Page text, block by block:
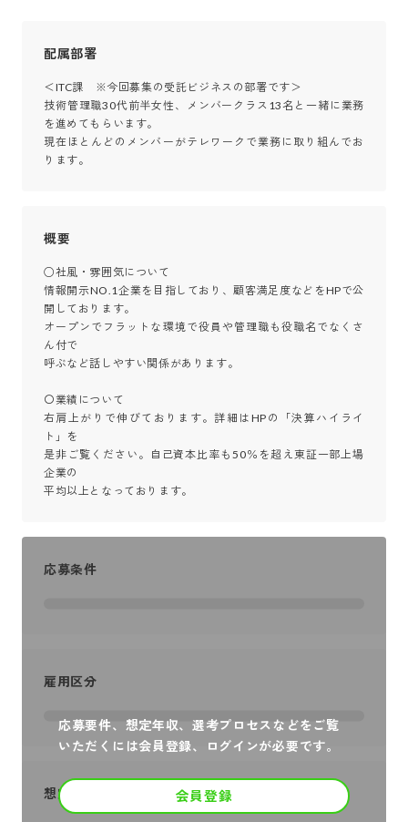
配属部署
＜ITC課　※今回募集の受託ビジネスの部署です＞
技術管理職30代前半女性、メンバークラス13名と一緒に業務
を進めてもらいます。
現在ほとんどのメンバーがテレワークで業務に取り組んでお
ります。
概要
○社風・雰囲気について
情報開示NO.1企業を目指しており、顧客満足度などをHPで公
開しております。
オープンでフラットな環境で役員や管理職も役職名でなくさ
ん付で
呼ぶなど話しやすい関係があります。
〇業績について
右肩上がりで伸びております。詳細はHPの「決算ハイライ
ト」を
是非ご覧ください。自己資本比率も50％を超え東証一部上場
企業の
平均以上となっております。
応募要件、想定年収、選考プロセスなどをご覧
いただくには会員登録、ログインが必要です。
会員登録
応募条件
雇用区分
想定年収